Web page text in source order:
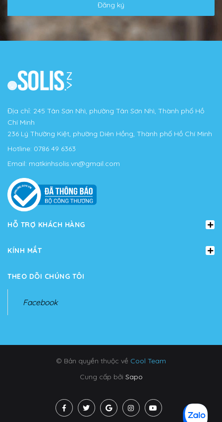
Đăng ký
Địa chỉ: 245 Tân Sơn Nhì, phường Tân Sơn Nhì, Thành phố Hồ
Chí Minh
236 Lý Thường Kiệt, phường Diên Hồng, Thành phố Hồ Chí Minh
Hotline: 0786 49 6363
Email: matkinhsolis.vn@gmail.com
HỖ TRỢ KHÁCH HÀNG
KÍNH MẮT
THEO DÕI CHÚNG TÔI
Facebook
© Bản quyền thuộc về Cool Team
Cung cấp bởi Sapo